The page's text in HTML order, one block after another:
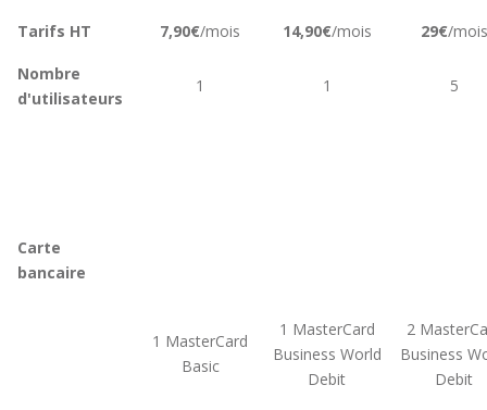
Tarifs HT 7,90€/mois 14,90€/mois 29€/mois
Nombre
d'utilisateurs
1 1 5
Carte
bancaire
1 MasterCard
Basic
1 MasterCard
Business World
Debit
2
Business
Debit